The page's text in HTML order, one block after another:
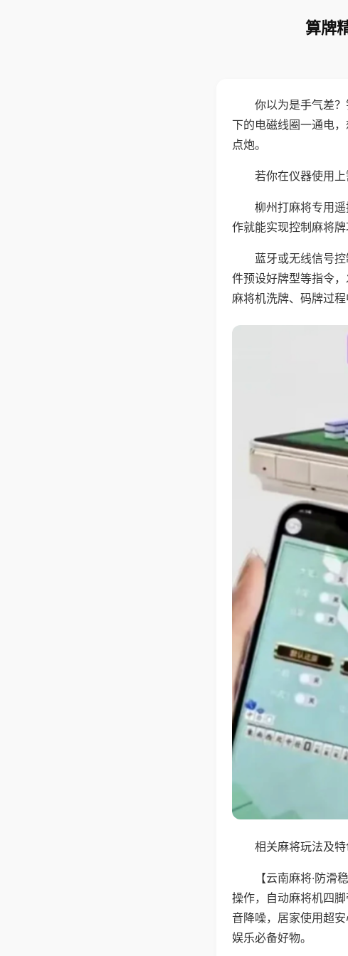
算牌
你以为是手气差
下的电磁线圈一通电
点炮。
若你在仪器使用
柳州打麻将专用
作就能实现控制麻将牌
蓝牙或无线信号
件预设好牌型等指令
麻将机洗牌、码牌过程
相关麻将玩法及
【云南麻将·防
操作，自动麻将机四
音降噪，居家使用超
娱乐必备好物。